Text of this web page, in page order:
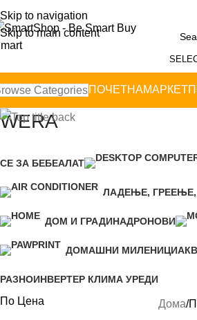
Skip to navigation
Skip to main content
CategoriesПОЧЕТНАМАРКЕТ
WERA
СЕ ЗА БЕБЕАЛАТ
ЛАДЕЊЕ,
ДОМ И ГРАДИНАДРОНОВИ
ДОМАШНИ МИЛЕНИЦИ
РАЗНОИНВЕРТЕР КЛИМА УРЕДИ
По Цена Дома